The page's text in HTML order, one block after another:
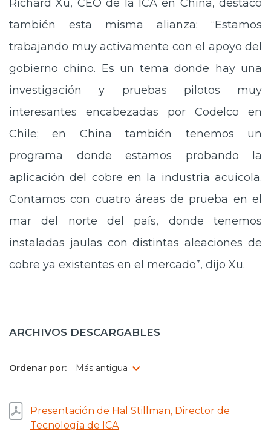
Richard Xu, CEO de la ICA en China, destacó
también esta misma alianza: “Estamos
trabajando muy activamente con el apoyo del
gobierno chino. Es un tema donde hay una
investigación y pruebas pilotos muy
interesantes encabezadas por Codelco en
Chile; en China también tenemos un
programa donde estamos probando la
aplicación del cobre en la industria acuícola.
Contamos con cuatro áreas de prueba en el
mar del norte del país, donde tenemos
instaladas jaulas con distintas aleaciones de
cobre ya existentes en el mercado”, dijo Xu.
ARCHIVOS DESCARGABLES
Ordenar por:
Presentación de Hal Stillman, Director de
Tecnología de ICA